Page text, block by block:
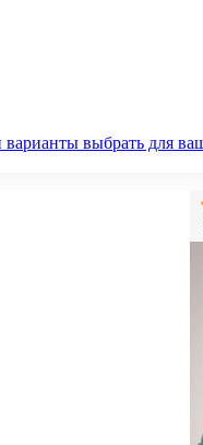
выбрать для